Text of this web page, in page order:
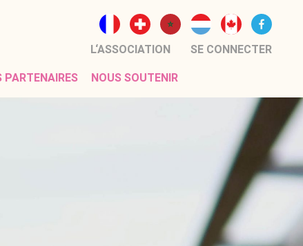
L‘ASSOCIATION SE CONNECTER
PARTENAIRES NOUS SOUTENIR